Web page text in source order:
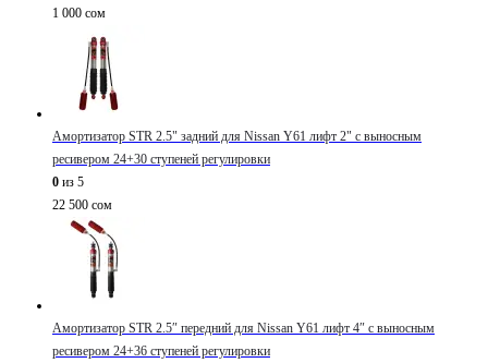
1 000 сом
Амортизатор STR 2.5" задний для Nissan Y61 лифт 2" с выносным
ресивером 24+30 ступеней регулировки
0 из 5
22 500 сом
Амортизатор STR 2.5″ передний для Nissan Y61 лифт 4″ с выносным
ресивером 24+36 ступеней регулировки